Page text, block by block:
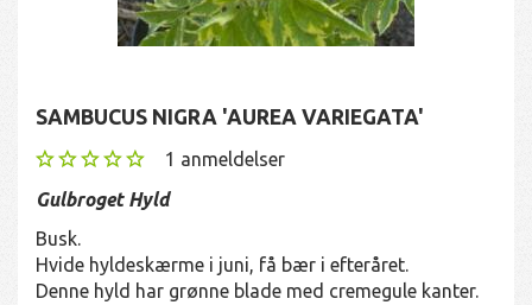
SAMBUCUS NIGRA 'AUREA VARIEGATA'
1 anmeldelser
Gulbroget Hyld
Busk.
Hvide hyldeskærme i juni, få bær i efteråret.
Denne hyld har grønne blade med cremegule kanter.